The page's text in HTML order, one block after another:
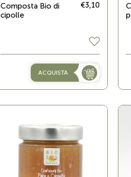
Composta Bio di
cipolle
€3,10
ACQUISTA